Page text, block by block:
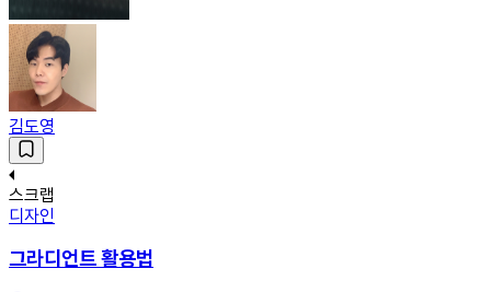
김도영
스크랩
디자인
그라디언트 활용법